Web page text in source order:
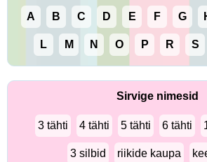
A B C D E F G
L M N O P R S
Sirvige nimesid
3 tähti 4 tähti 5 tähti 6 tähti
3 silbid riikide kaupa